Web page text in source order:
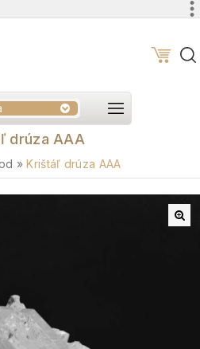
drúza AAA
»Krištáľ drúza AAA